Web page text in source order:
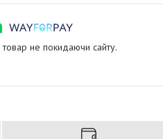
товар не покидаючи сайту.